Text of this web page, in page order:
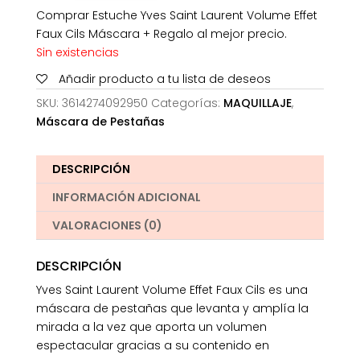
Comprar Estuche Yves Saint Laurent Volume Effet
Faux Cils Máscara + Regalo al mejor precio.
Sin existencias
Añadir producto a tu lista de deseos
SKU: 3614274092950 Categorías: MAQUILLAJE,
Máscara de Pestañas
DESCRIPCIÓN
INFORMACIÓN ADICIONAL
VALORACIONES (0)
DESCRIPCIÓN
Yves Saint Laurent Volume Effet Faux Cils es una
máscara de pestañas que levanta y amplía la
mirada a la vez que aporta un volumen
espectacular gracias a su contenido en